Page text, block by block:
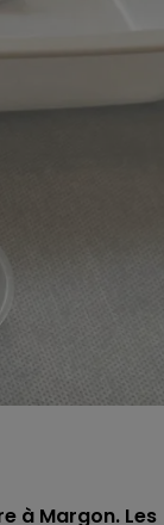
à Margon. Les